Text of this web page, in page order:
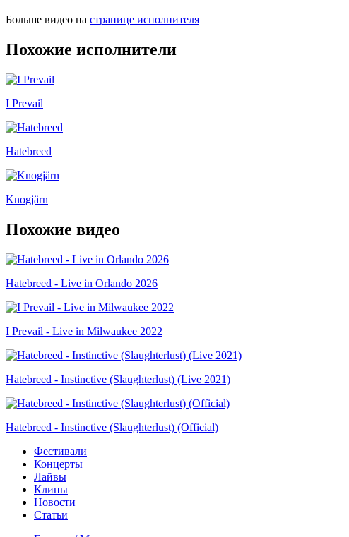
Больше видео на странице исполнителя
Похожие исполнители
I Prevail
Hatebreed
Knogjärn
Похожие видео
Hatebreed - Live in Orlando 2026
I Prevail - Live in Milwaukee 2022
Hatebreed - Instinctive (Slaughterlust) (Live 2021)
Hatebreed - Instinctive (Slaughterlust) (Official)
Фестивали
Концерты
Лайвы
Клипы
Новости
Статьи